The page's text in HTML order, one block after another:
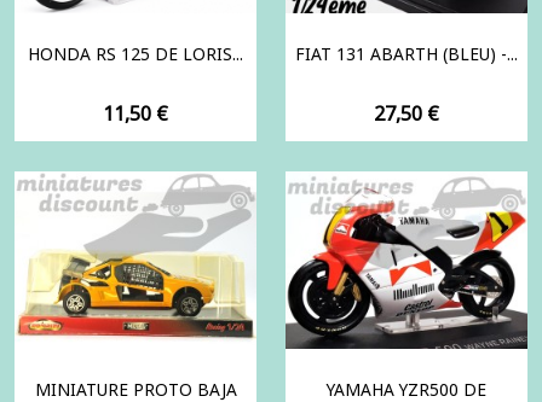
HONDA RS 125 DE LORIS...
Prix
11,50 €
FIAT 131 ABARTH (BLEU) -...
Prix
27,50 €
MINIATURE PROTO BAJA
YAMAHA YZR500 DE